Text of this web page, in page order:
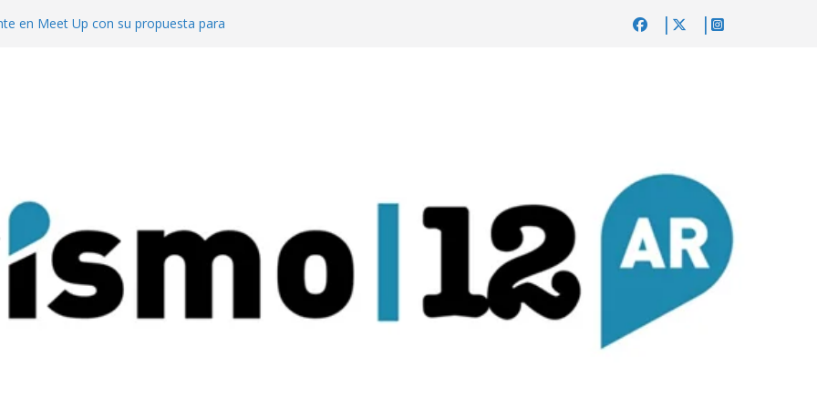
en Meet Up con su propuesta para